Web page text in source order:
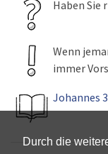
Durch die
Haben Sie
Wenn
immer
Johannes